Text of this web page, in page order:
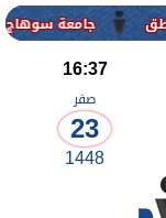
الأهلية تعلن فتح باب التقدم
16:37
صفر
23
1448